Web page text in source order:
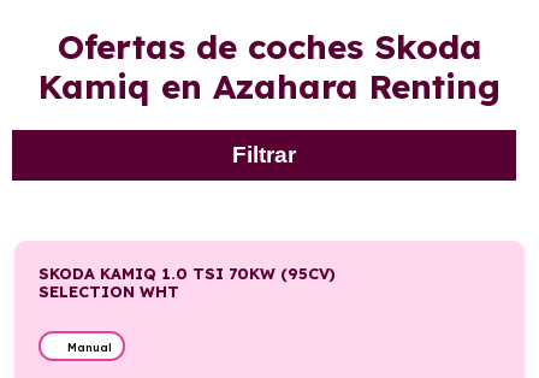
Ofertas de coches Skoda
Kamiq en Azahara Renting
Filtrar
SKODA KAMIQ 1.0 TSI 70KW (95CV)
SELECTION WHT
Manual